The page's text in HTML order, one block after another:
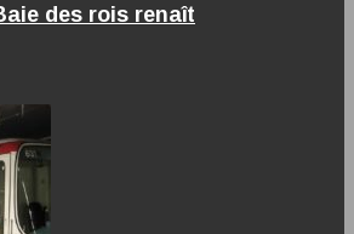
des rois renaît